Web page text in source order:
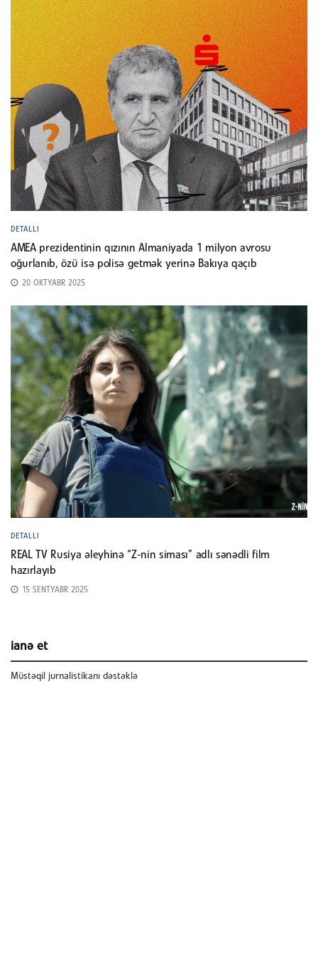
DETALLI
AMEA prezidentinin qızının Almaniyada 1 milyon avrosu
oğurlanıb, özü isə polisə getmək yerinə Bakıya qaçıb
20 OKTYABR 2025
DETALLI
REAL TV Rusiya əleyhinə “Z-nin siması” adlı sənədli film
hazırlayıb
15 SENTYABR 2025
ianə et
Müstəqil jurnalistikanı dəstəklə